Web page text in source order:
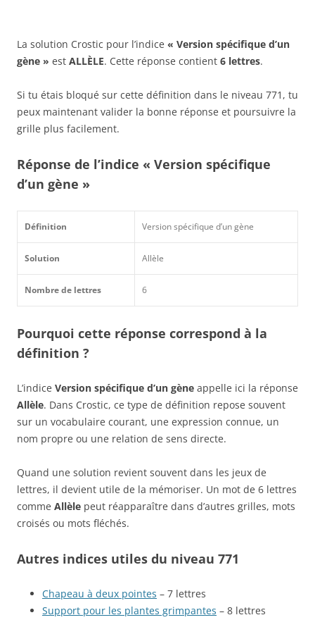
La solution Crostic pour l’indice « Version spécifique d’un
gène » est ALLÈLE. Cette réponse contient 6 lettres.
Si tu étais bloqué sur cette définition dans le niveau 771, tu
peux maintenant valider la bonne réponse et poursuivre la
grille plus facilement.
Réponse de l’indice « Version spécifique
d’un gène »
Définition Version spécifique d’un gène
Solution Allèle
Nombre de lettres 6
Pourquoi cette réponse correspond à la
définition ?
L’indice Version spécifique d’un gène appelle ici la réponse
Allèle. Dans Crostic, ce type de définition repose souvent
sur un vocabulaire courant, une expression connue, un
nom propre ou une relation de sens directe.
Quand une solution revient souvent dans les jeux de
lettres, il devient utile de la mémoriser. Un mot de 6 lettres
comme Allèle peut réapparaître dans d’autres grilles, mots
croisés ou mots fléchés.
Autres indices utiles du niveau 771
Chapeau à deux pointes – 7 lettres
Support pour les plantes grimpantes – 8 lettres